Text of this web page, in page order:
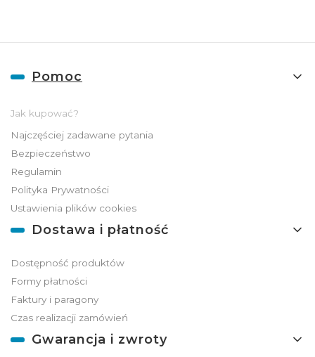
Linki w stopce
Pomoc
Jak kupować?
Najczęściej zadawane pytania
Bezpieczeństwo
Regulamin
Polityka Prywatności
Ustawienia plików cookies
Dostawa i płatność
Dostępność produktów
Formy płatności
Faktury i paragony
Czas realizacji zamówień
Gwarancja i zwroty